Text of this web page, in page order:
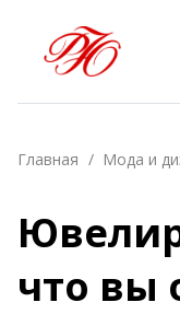
Главная Мода и
что вы